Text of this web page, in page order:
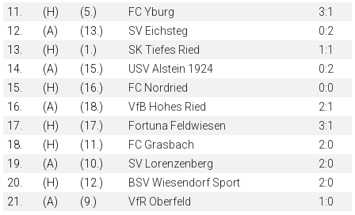
11.
(H) (5.) FC Yburg
3:1
12.
(A) (13.) SV Eichsteg
0:2
13.
(H) (1.) SK Tiefes Ried
1:1
14.
(A) (15.) USV Alstein 1924
0:2
15.
(H) (16.) FC Nordried
0:0
16.
(A) (18.) VfB Hohes Ried
2:1
17.
(H) (17.) Fortuna Feldwiesen
3:1
18.
(H) (11.) FC Grasbach
2:0
19.
(A) (10.) SV Lorenzenberg
2:0
20.
(H) (12.) BSV Wiesendorf Sport
2:0
21.
(A) (9.) VfR Oberfeld
1:0